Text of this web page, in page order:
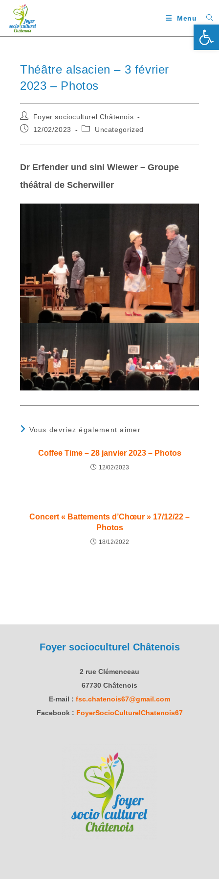
Menu
Théâtre alsacien – 3 février
2023 – Photos
Foyer socioculturel Châtenois
12/02/2023
Uncategorized
Dr Erfender und sini Wiewer – Groupe
théâtral de Scherwiller
Vous devriez également aimer
Coffee Time – 28 janvier 2023 – Photos
12/02/2023
Concert « Battements d’Chœur » 17/12/22 –
Photos
18/12/2022
Foyer socioculturel Châtenois
2 rue Clémenceau
67730 Châtenois
E-mail : fsc.chatenois67@gmail.com
Facebook : FoyerSocioCulturelChatenois67